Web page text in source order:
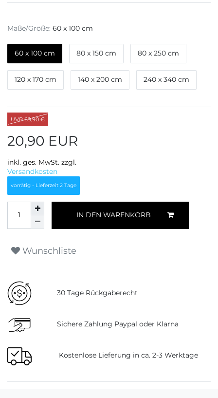
Maße/Größe: 60 x 100 cm
60 x 100 cm 80 x 150 cm 80 x 250 cm
120 x 170 cm 140 x 200 cm 240 x 340 cm
UVP 69,90 €
20,90 EUR
inkl. ges. MwSt. zzgl.
Versandkosten
vorrätig - Lieferzeit 2 Tage
IN DEN WARENKORB
Wunschliste
30 Tage Rückgaberecht
Sichere Zahlung Paypal oder Klarna
Kostenlose Lieferung in ca. 2-3 Werktage